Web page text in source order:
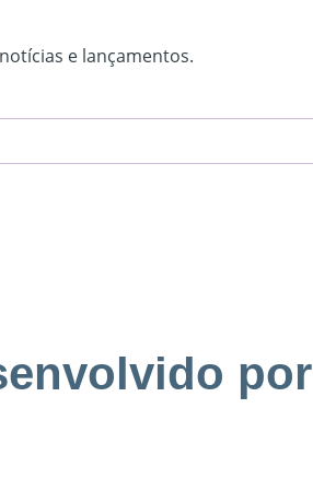
e lançamentos.
por